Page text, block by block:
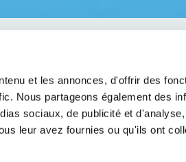
et les annonces, d'offrir des
Nous partageons également des
sociaux, de publicité et
leur avez fournies ou qu'ils ont